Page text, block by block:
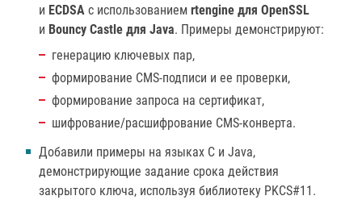
и ECDSA с использованием rtengine для OpenSSL
и Bouncy Castle для Java. Примеры демонстрируют:
генерацию ключевых пар,
формирование CMS-подписи и ее проверки,
формирование запроса на сертификат,
шифрование/расшифрование CMS-конверта.
Добавили примеры на языках С и Java,
демонстрирующие задание срока действия
закрытого ключа, используя библиотеку PKCS#11.